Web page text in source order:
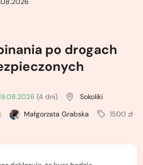
po drogach
(4 dni)
Sokoliki
Małgorzata Grabska 1500 zł
-